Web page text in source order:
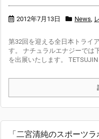
2012年7月13日 News,
第32回を迎える全日本トライ
す。 ナチュラルエナジーでは
を出展いたします。
「二宮清純のスポーツ